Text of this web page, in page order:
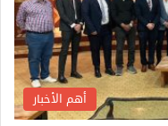
أهم الأخبار